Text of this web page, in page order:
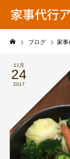
ブログ 家事代
11月
24
2017